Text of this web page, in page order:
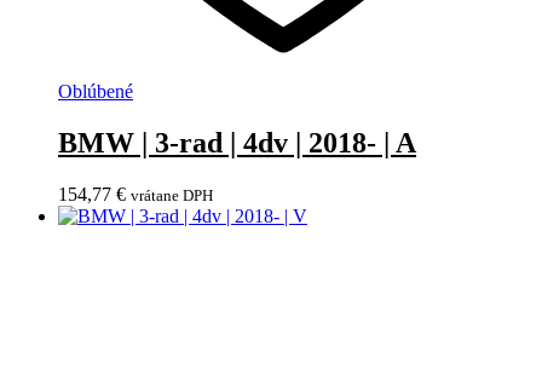
Oblúbené
BMW | 3-rad | 4dv | 2018- | A
154,77 € vrátane DPH